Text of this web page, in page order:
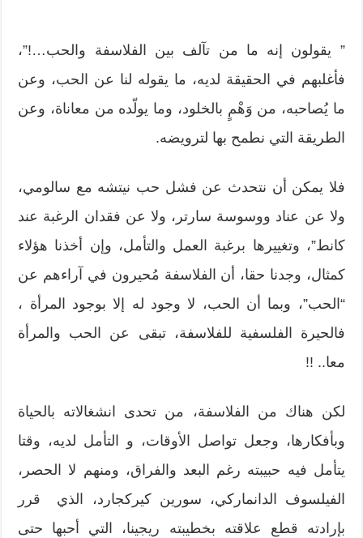
” يقولون إنه ما من تآلف بين الفلاسفة والحب…!”،
فأغلبهم في الحقيقة لديه، ما يقوله لنا عن الحب، وعن
ما يُصاحبه، من وَهْمٍ بالخلود، وما يولّده من معاناة، وعن
الطريقة التي نطمح بها لترويضه.
فلا يمكن أن نتحدث عن فشل حب نيتشه مع سالومي،
ولا عن عناد ووسوسة سارتر، ولا عن فقدان الرغبة عند
كانط”، وتغييرها برغبة العمل والتأمل، وإن أخذنا هؤلاء
كمثال، وجدنا حقا، أن الفلاسفة مُحيرون في آراءهم عن
“الحب”، وبما أن الحب، لا وجود له إلا بوجود المرأة ،
فالحيرة الفلسفية للفلاسفة، تبقى عن الحب والمرأة
معا.. !!
لكن هناك من الفلاسفة، من تحدى انشغالاته بالحياة
وبأفكارها، وجعل تواصل الأوقات، و التأمل لديه، وقتا
يتأمل فيه حبيبته رغم البعد والفراق، ومنهم لا الحصر،
الفيلسوف الدانماركي، سورين كيركجارد، الذي قرر
بإرادته قطع علاقته بخطيبته ريجينا، التي أحبها حتى